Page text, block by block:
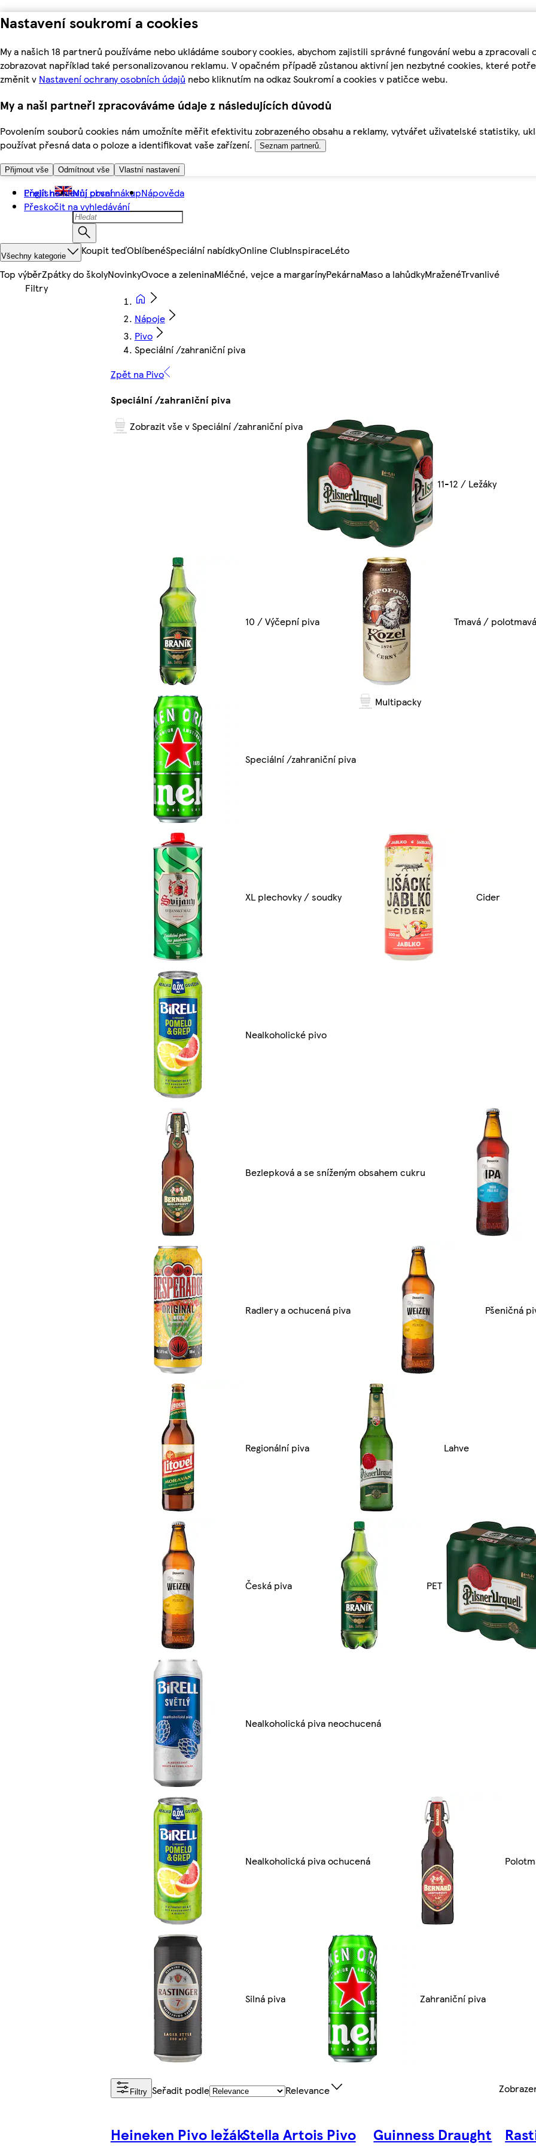
Nastavení soukromí a cookies
My a našich 18 partnerů používáme nebo ukládáme soubory cookies, abychom zajistili správné fungování webu a
zobrazovat například také personalizovanou reklamu. V opačném případě zůstanou aktivní jen nezbytné cookies, které
změnit v Nastavení ochrany osobních údajů nebo kliknutím na odkaz Soukromí a cookies v patičce webu.
My a naši partneři zpracováváme údaje z následujících důvodů
Povolením souborů cookies nám umožníte měřit efektivitu zobrazeného obsahu a reklamy, vytvářet uživatelské statistiky,
používat přesná data o poloze a identifikovat vaše zařízení.
Seznam partnerů.
Přijmout vše Odmítnout vše Vlastní nastavení
Přejít na hlavní obsah
Přeskočit na vyhledávání
English Můj první nákupNápověda
Všechny kategorie Koupit teďOblíbenéSpeciální nabídkyOnline ClubInspiraceLéto
Top výběrZpátky do školyNovinkyOvoce a zeleninaMléčné, vejce a margarínyPekárnaMaso a lahůdkyMraženéTrvanlivé
Nápoje
Pivo
Speciální /zahraniční piva
Zpět na Pivo
Speciální /zahraniční piva
Zobrazit vše v Speciální /zahraniční piva
11-12 / Ležáky
10 / Výčepní piva Tmavá /
Speciální /zahraniční piva
Multipacky
XL plechovky / soudky Cider
Nealkoholické pivo
Bezlepková a se sníženým obsahem cukru
Radlery a ochucená piva Pšeničná
Regionální piva Lahve
Česká piva PET
Nealkoholická piva neochucená
Nealkoholická piva ochucená
Silná piva Zahraniční piva
Filtry Seřadit podle Relevance
Heineken Pivo ležákStella Artois Pivo
Guinness Draught